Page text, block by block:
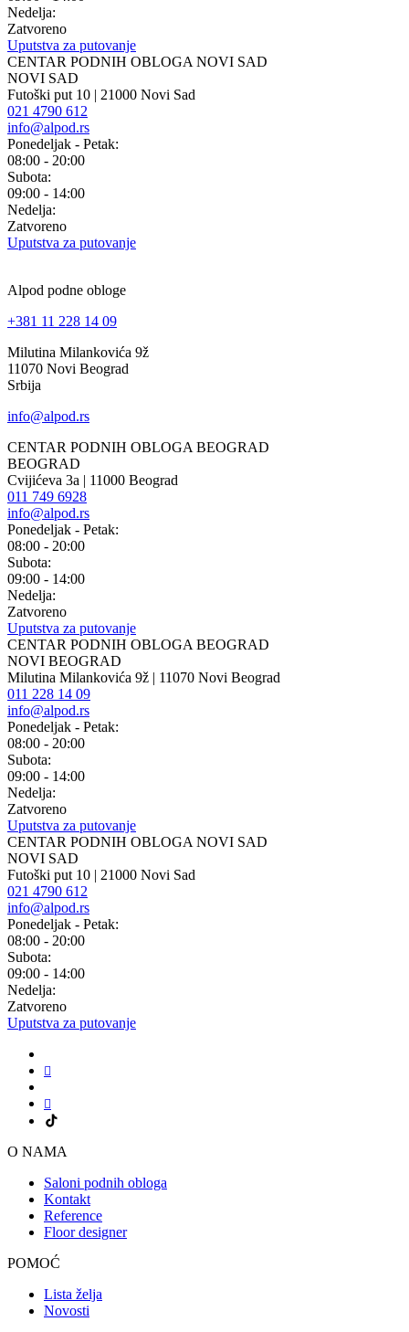
Nedelja:
Zatvoreno
Uputstva za putovanje
CENTAR PODNIH OBLOGA NOVI SAD
NOVI SAD
Futoški put 10 | 21000 Novi Sad
021 4790 612
info@alpod.rs
Ponedeljak - Petak:
08:00 - 20:00
Subota:
09:00 - 14:00
Nedelja:
Zatvoreno
Uputstva za putovanje
Alpod podne obloge
+381 11 228 14 09
Milutina Milankovića 9ž
11070 Novi Beograd
Srbija
info@alpod.rs
CENTAR PODNIH OBLOGA BEOGRAD
BEOGRAD
Cvijićeva 3a | 11000 Beograd
011 749 6928
info@alpod.rs
Ponedeljak - Petak:
08:00 - 20:00
Subota:
09:00 - 14:00
Nedelja:
Zatvoreno
Uputstva za putovanje
CENTAR PODNIH OBLOGA BEOGRAD
NOVI BEOGRAD
Milutina Milankovića 9ž | 11070 Novi Beograd
011 228 14 09
info@alpod.rs
Ponedeljak - Petak:
08:00 - 20:00
Subota:
09:00 - 14:00
Nedelja:
Zatvoreno
Uputstva za putovanje
CENTAR PODNIH OBLOGA NOVI SAD
NOVI SAD
Futoški put 10 | 21000 Novi Sad
021 4790 612
info@alpod.rs
Ponedeljak - Petak:
08:00 - 20:00
Subota:
09:00 - 14:00
Nedelja:
Zatvoreno
Uputstva za putovanje
O NAMA
Saloni podnih obloga
Kontakt
Reference
Floor designer
POMOĆ
Lista želja
Novosti